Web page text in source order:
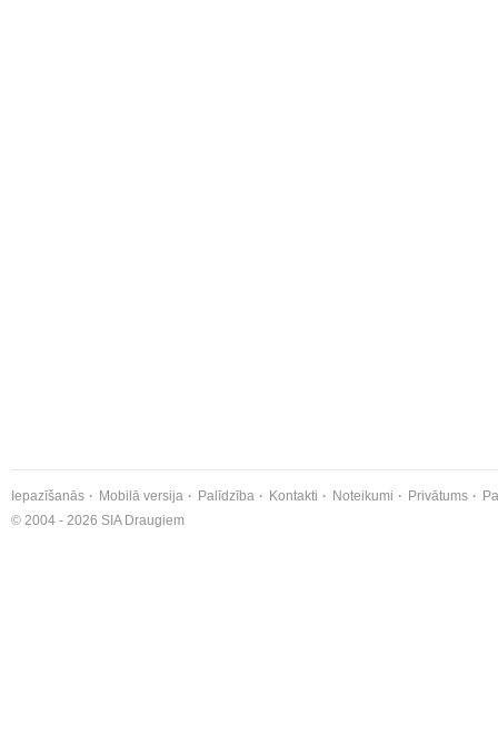
Iepazīšanās Mobilā versija Palīdzība Kontakti Noteikumi Privātums
© 2004 - 2026 SIA Draugiem